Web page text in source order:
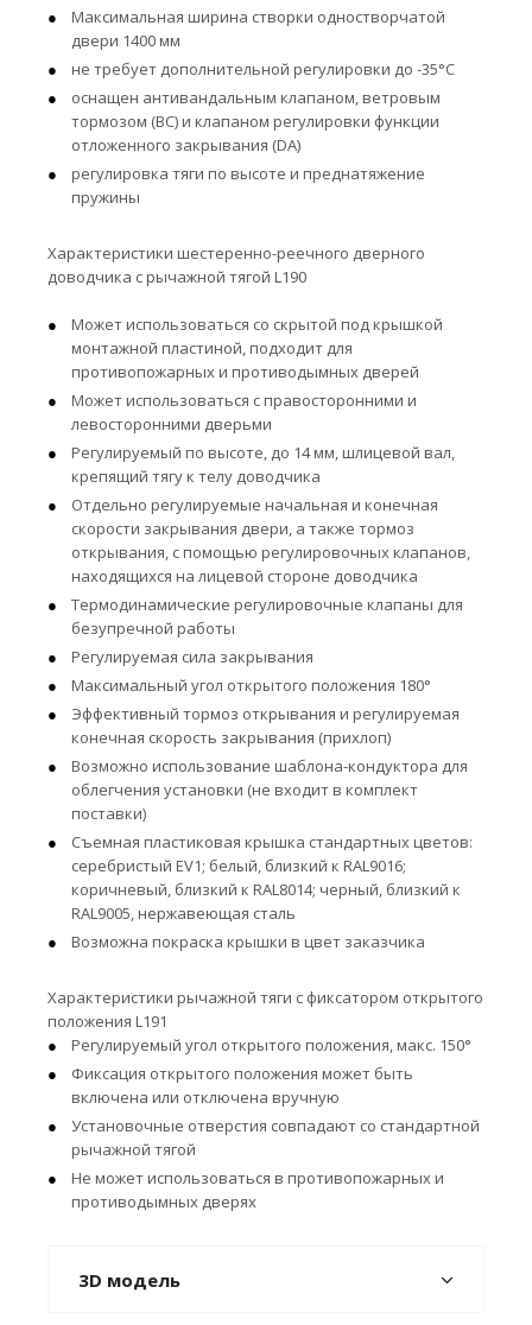
Максимальная ширина створки одностворчатой
двери 1400 мм
не требует дополнительной регулировки до -35°С
оснащен антивандальным клапаном, ветровым
тормозом (BC) и клапаном регулировки функции
отложенного закрывания (DA)
регулировка тяги по высоте и преднатяжение
пружины
Характеристики шестеренно-реечного дверного
доводчика с рычажной тягой L190
Может использоваться со скрытой под крышкой
монтажной пластиной, подходит для
противопожарных и противодымных дверей
Может использоваться с правосторонними и
левосторонними дверьми
Регулируемый по высоте, до 14 мм, шлицевой вал,
крепящий тягу к телу доводчика
Отдельно регулируемые начальная и конечная
скорости закрывания двери, а также тормоз
открывания, с помощью регулировочных клапанов,
находящихся на лицевой стороне доводчика
Термодинамические регулировочные клапаны для
безупречной работы
Регулируемая сила закрывания
Максимальный угол открытого положения 180°
Эффективный тормоз открывания и регулируемая
конечная скорость закрывания (прихлоп)
Возможно использование шаблона-кондуктора для
облегчения установки (не входит в комплект
поставки)
Съемная пластиковая крышка стандартных цветов:
серебристый EV1; белый, близкий к RAL9016;
коричневый, близкий к RAL8014; черный, близкий к
RAL9005, нержавеющая сталь
Возможна покраска крышки в цвет заказчика
Характеристики рычажной тяги с фиксатором открытого
положения L191
Регулируемый угол открытого положения, макс. 150°
Фиксация открытого положения может быть
включена или отключена вручную
Установочные отверстия совпадают со стандартной
рычажной тягой
Не может использоваться в противопожарных и
противодымных дверях
3D модель